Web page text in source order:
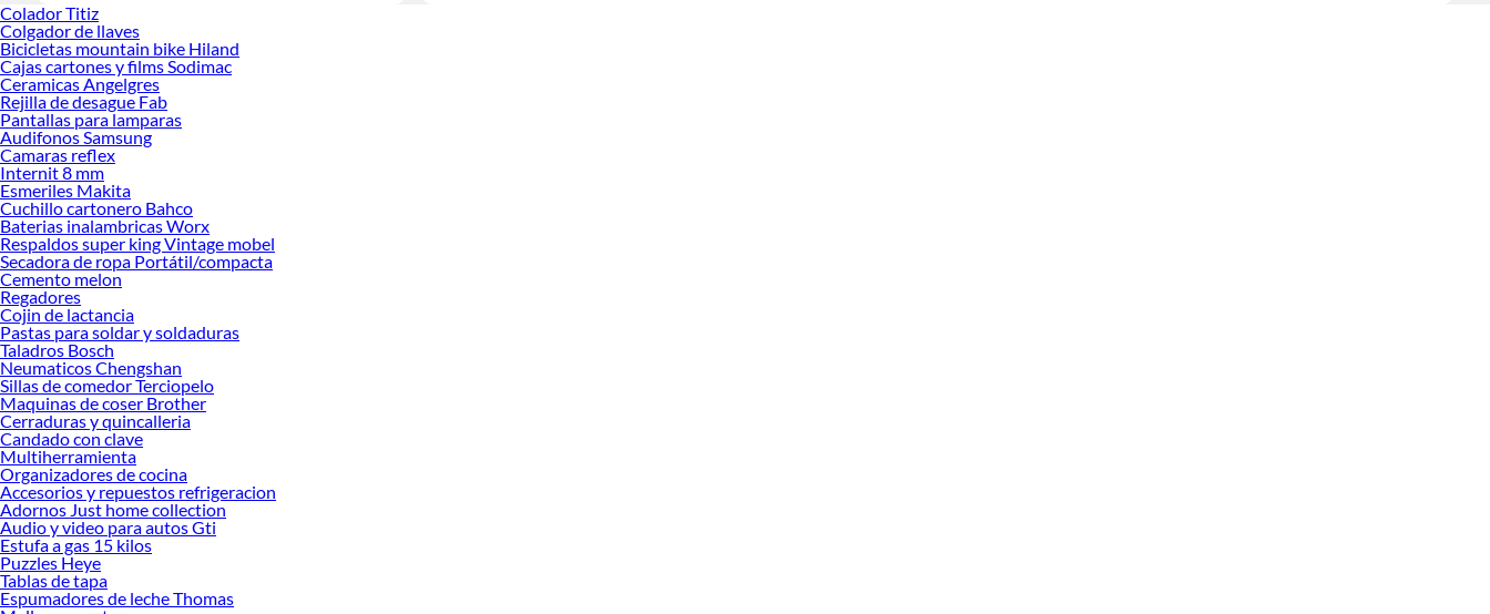
Colador Titiz
Colgador de llaves
Bicicletas mountain bike Hiland
Cajas cartones y films Sodimac
Ceramicas Angelgres
Rejilla de desague Fab
Pantallas para lamparas
Audifonos Samsung
Camaras reflex
Internit 8 mm
Esmeriles Makita
Cuchillo cartonero Bahco
Baterias inalambricas Worx
Respaldos super king Vintage mobel
Secadora de ropa Portátil/compacta
Cemento melon
Regadores
Cojin de lactancia
Pastas para soldar y soldaduras
Taladros Bosch
Neumaticos Chengshan
Sillas de comedor Terciopelo
Maquinas de coser Brother
Cerraduras y quincalleria
Candado con clave
Multiherramienta
Organizadores de cocina
Accesorios y repuestos refrigeracion
Adornos Just home collection
Audio y video para autos Gti
Estufa a gas 15 kilos
Puzzles Heye
Tablas de tapa
Espumadores de leche Thomas